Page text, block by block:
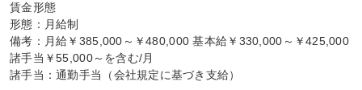
賃金形態
形態：月給制
備考：月給￥385,000～￥480,000 基本給￥330,000～￥425,000
諸手当￥55,000～を含む/月
諸手当：通勤手当（会社規定に基づき支給）